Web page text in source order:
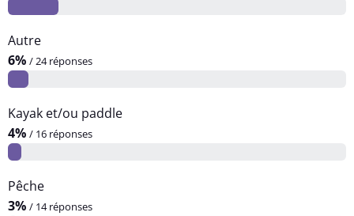
Autre
6% / 24 réponses
Kayak et/ou paddle
4% / 16 réponses
Pêche
3% / 14 réponses